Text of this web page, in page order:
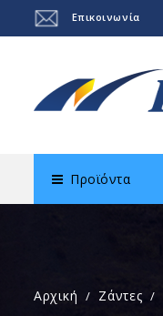
Επικοινωνία
Προϊόντα
Αρχική Ζάντες